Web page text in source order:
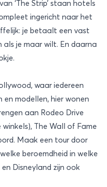
‘The Strip’ staan hotels
ingericht naar het
je betaalt een vast
als je maar wilt. En daarna
waar iedereen
en modellen, hier wonen
aan Rodeo Drive
The Wall of Fame
Maak een tour door
beroemdheid in welke
Disneyland zijn ook